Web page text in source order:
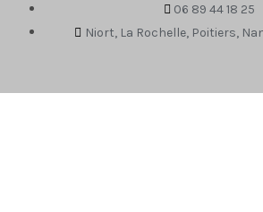
06 89 44 18 25
Niort, La Rochelle, Poitiers,